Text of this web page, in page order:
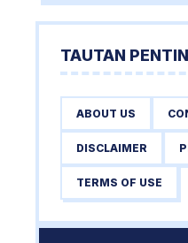
TAUTAN
ABOUT US
DISCLAIMER
TERMS OF USE